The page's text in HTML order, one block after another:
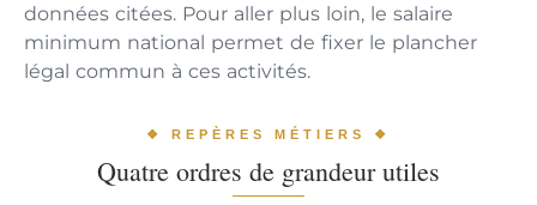
données citées. Pour aller plus loin, le salaire
minimum national permet de fixer le plancher
légal commun à ces activités.
❖ REPÈRES MÉTIERS ❖
Quatre ordres de grandeur utiles